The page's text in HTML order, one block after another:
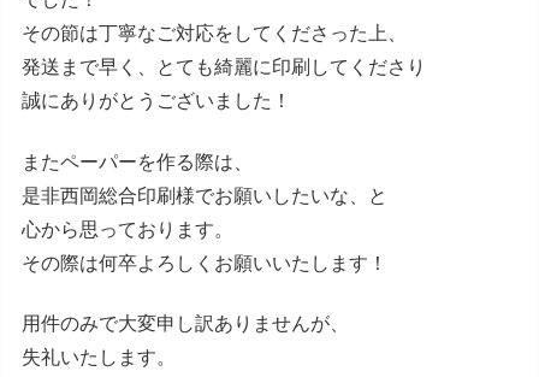
その節は丁寧なご対応をしてくださった上、
発送まで早く、とても綺麗に印刷してくださり
誠にありがとうございました！
またペーパーを作る際は、
是非西岡総合印刷様でお願いしたいな、と
心から思っております。
その際は何卒よろしくお願いいたします！
用件のみで大変申し訳ありませんが、
失礼いたします。